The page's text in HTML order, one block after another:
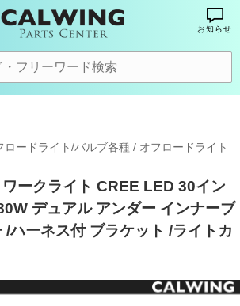
お知らせ
ロードライト/バルブ各種 / オフロードライト
ークライト CREE LED 30イン
デュアル アンダー インナーブ
/ハーネス付 ブラケット /ライトカ